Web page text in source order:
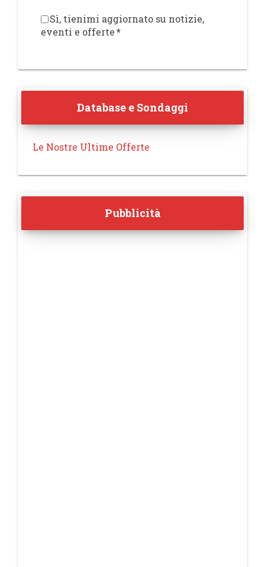
Sì, tienimi aggiornato su notizie,
eventi e offerte*
Database e Sondaggi
Le Nostre Ultime Offerte
Pubblicità